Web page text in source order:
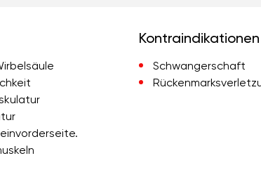
Kontraindikationen
Schwangerschaft